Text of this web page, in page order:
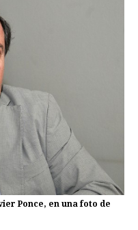
Ponce, en una foto de